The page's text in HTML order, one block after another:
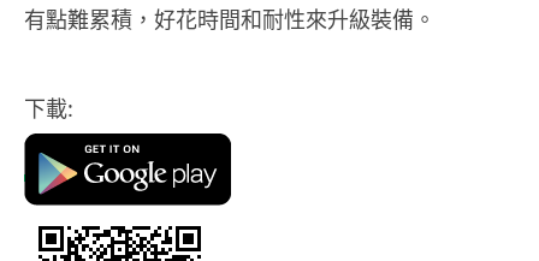
有點難累積，好花時間和耐性來升級裝備。
下載: